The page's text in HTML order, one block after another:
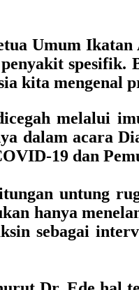
Umum Ikatan
spesifik.
kita mengenal
melalui
dalam acara
19 dan
untung
hanya
sebagai